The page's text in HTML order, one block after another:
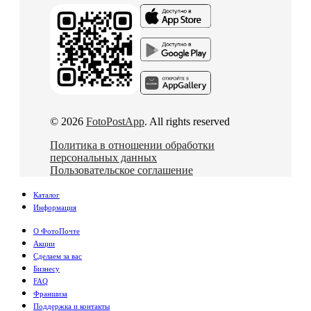
© 2026 FotoPostApp. All rights reserved
Политика в отношении обработки
персональных данных
Пользовательское соглашение
Каталог
Информация
О ФотоПочте
Акции
Сделаем за вас
Бизнесу
FAQ
Франшиза
Поддержка и контакты